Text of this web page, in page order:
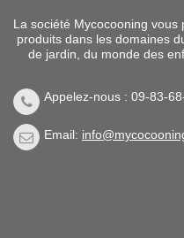
La société Mycocooning
produits dans les domaines
de jardin, du monde des
Appelez-nous : 09-83-
Email: